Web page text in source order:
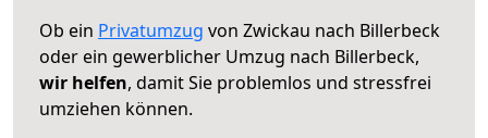
Ob ein Privatumzug von Zwickau nach Billerbeck
oder ein gewerblicher Umzug nach Billerbeck,
wir helfen, damit Sie problemlos und stressfrei
umziehen können.